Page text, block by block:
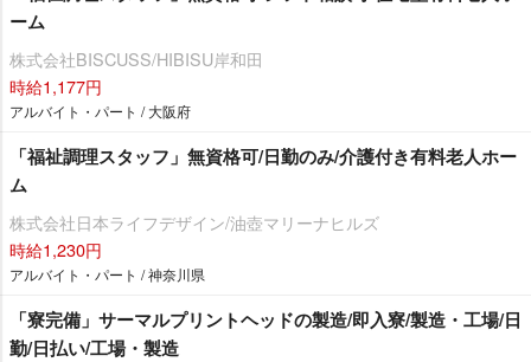
ーム
株式会社BISCUSS/HIBISU岸和田
時給1,177円
アルバイト・パート / 大阪府
「福祉調理スタッフ」無資格可/日勤のみ/介護付き有料老人ホー
ム
株式会社日本ライフデザイン/油壺マリーナヒルズ
時給1,230円
アルバイト・パート / 神奈川県
「寮完備」サーマルプリントヘッドの製造/即入寮/製造・工場/日
勤/日払い/工場・製造